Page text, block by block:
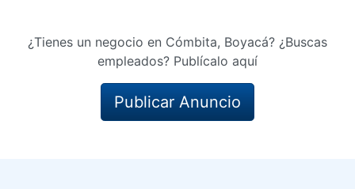
¿Tienes un negocio en Cómbita, Boyacá? ¿Buscas
empleados? Publícalo aquí
Publicar Anuncio